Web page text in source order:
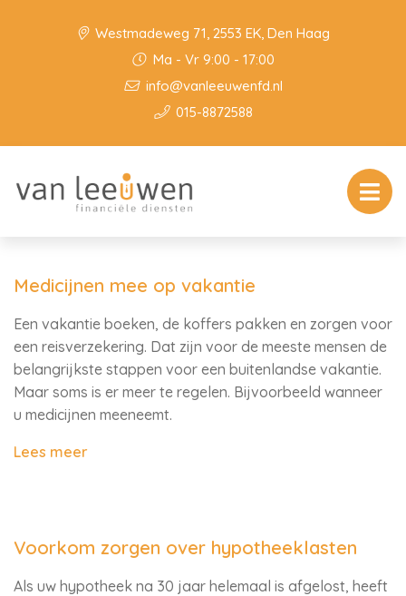
Westmadeweg 71, 2553 EK, Den Haag
Ma - Vr 9:00 - 17:00
info@vanleeuwenfd.nl
015-8872588
Medicijnen mee op vakantie
Een vakantie boeken, de koffers pakken en zorgen voor
een reisverzekering. Dat zijn voor de meeste mensen de
belangrijkste stappen voor een buitenlandse vakantie.
Maar soms is er meer te regelen. Bijvoorbeeld wanneer
u medicijnen meeneemt.
Lees meer
Voorkom zorgen over hypotheeklasten
Als uw hypotheek na 30 jaar helemaal is afgelost, heeft